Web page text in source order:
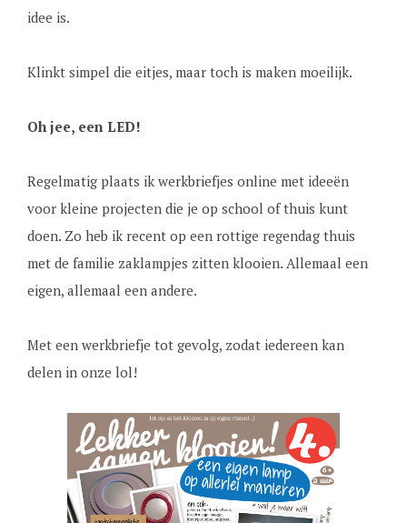
idee is.
Klinkt simpel die eitjes, maar toch is maken moeilijk.
Oh jee, een LED!
Regelmatig plaats ik werkbriefjes online met ideeën
voor kleine projecten die je op school of thuis kunt
doen. Zo heb ik recent op een rottige regendag thuis
met de familie zaklampjes zitten klooien. Allemaal een
eigen, allemaal een andere.
Met een werkbriefje tot gevolg, zodat iedereen kan
delen in onze lol!